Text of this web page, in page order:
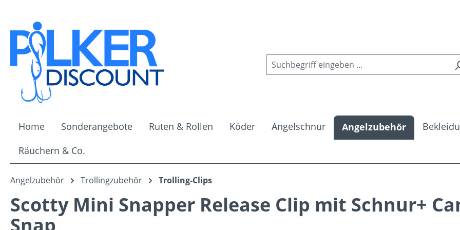
Home Sonderangebote Ruten & Rollen Köder Angelschnur Angelzubehör
Räuchern & Co.
Angelzubehör Trollingzubehör Trolling-Clips
Scotty Mini Snapper Release Clip mit Schnur+